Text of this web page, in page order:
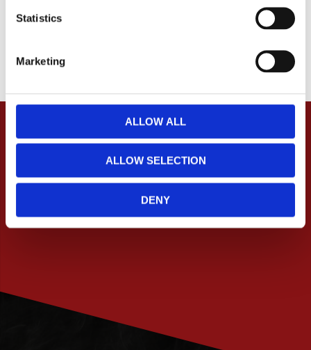
c
Statistics
Marketing
ALLOW ALL
ALLOW SELECTION
DENY